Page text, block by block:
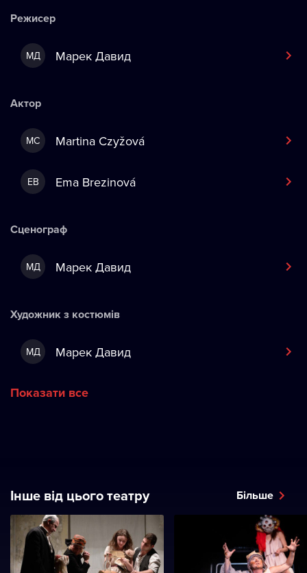
Режисер
МД Марек Давид
Актор
MC Martina Czyžová
EB Ema Brezinová
Сценограф
МД Марек Давид
Художник з костюмів
МД Марек Давид
Показати все
Інше від цього театру Більше